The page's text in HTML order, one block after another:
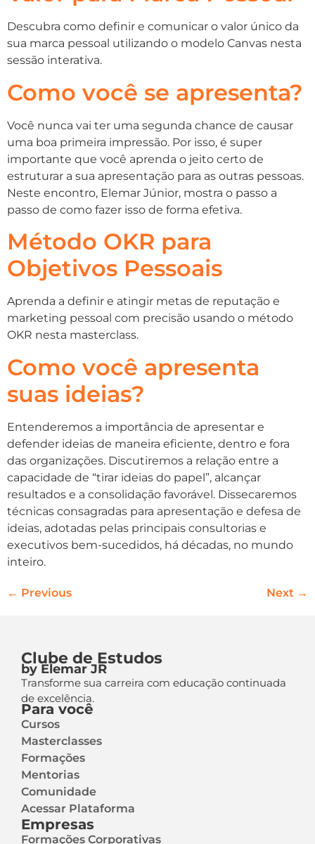
Descubra como definir e comunicar o valor único da
sua marca pessoal utilizando o modelo Canvas nesta
sessão interativa.
Como você se apresenta?
Você nunca vai ter uma segunda chance de causar
uma boa primeira impressão. Por isso, é super
importante que você aprenda o jeito certo de
estruturar a sua apresentação para as outras pessoas.
Neste encontro, Elemar Júnior, mostra o passo a
passo de como fazer isso de forma efetiva.
Método OKR para
Objetivos Pessoais
Aprenda a definir e atingir metas de reputação e
marketing pessoal com precisão usando o método
OKR nesta masterclass.
Como você apresenta
suas ideias?
Entenderemos a importância de apresentar e
defender ideias de maneira eficiente, dentro e fora
das organizações. Discutiremos a relação entre a
capacidade de “tirar ideias do papel”, alcançar
resultados e a consolidação favorável. Dissecaremos
técnicas consagradas para apresentação e defesa de
ideias, adotadas pelas principais consultorias e
executivos bem-sucedidos, há décadas, no mundo
inteiro.
← Previous Next →
Clube de Estudos
by Elemar JR
Transforme sua carreira com educação continuada
de excelência.
Para você
Cursos
Masterclasses
Formações
Mentorias
Comunidade
Acessar Plataforma
Empresas
Formações Corporativas